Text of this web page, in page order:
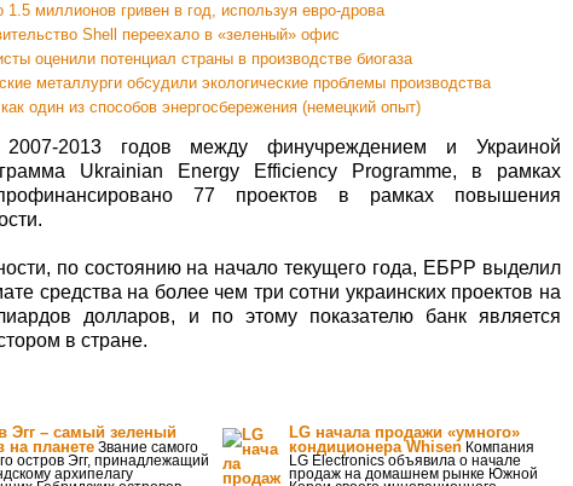
1.5 миллионов гривен в год, используя евро-дрова
Shell переехало в «зеленый» офис
оценили потенциал страны в производстве биогаза
металлурги обсудили экологические проблемы производства
один из способов энергосбережения (немецкий опыт)
2013 годов между финучреждением и Украиной
Ukrainian Energy Efficiency Programme, в рамках
77 проектов в рамках повышения
по состоянию на начало текущего года, ЕБРР выделил
средства на более чем три сотни украинских проектов на
долларов, и по этому показателю банк является
в стране.
Эгг – самый зеленый
на планете Звание самого
остров Эгг, принадлежащий
архипелагу
LG начала продажи «умного»
кондиционера Whisen Компания
LG Electronics объявила о начале
продаж на домашнем рынке Южной